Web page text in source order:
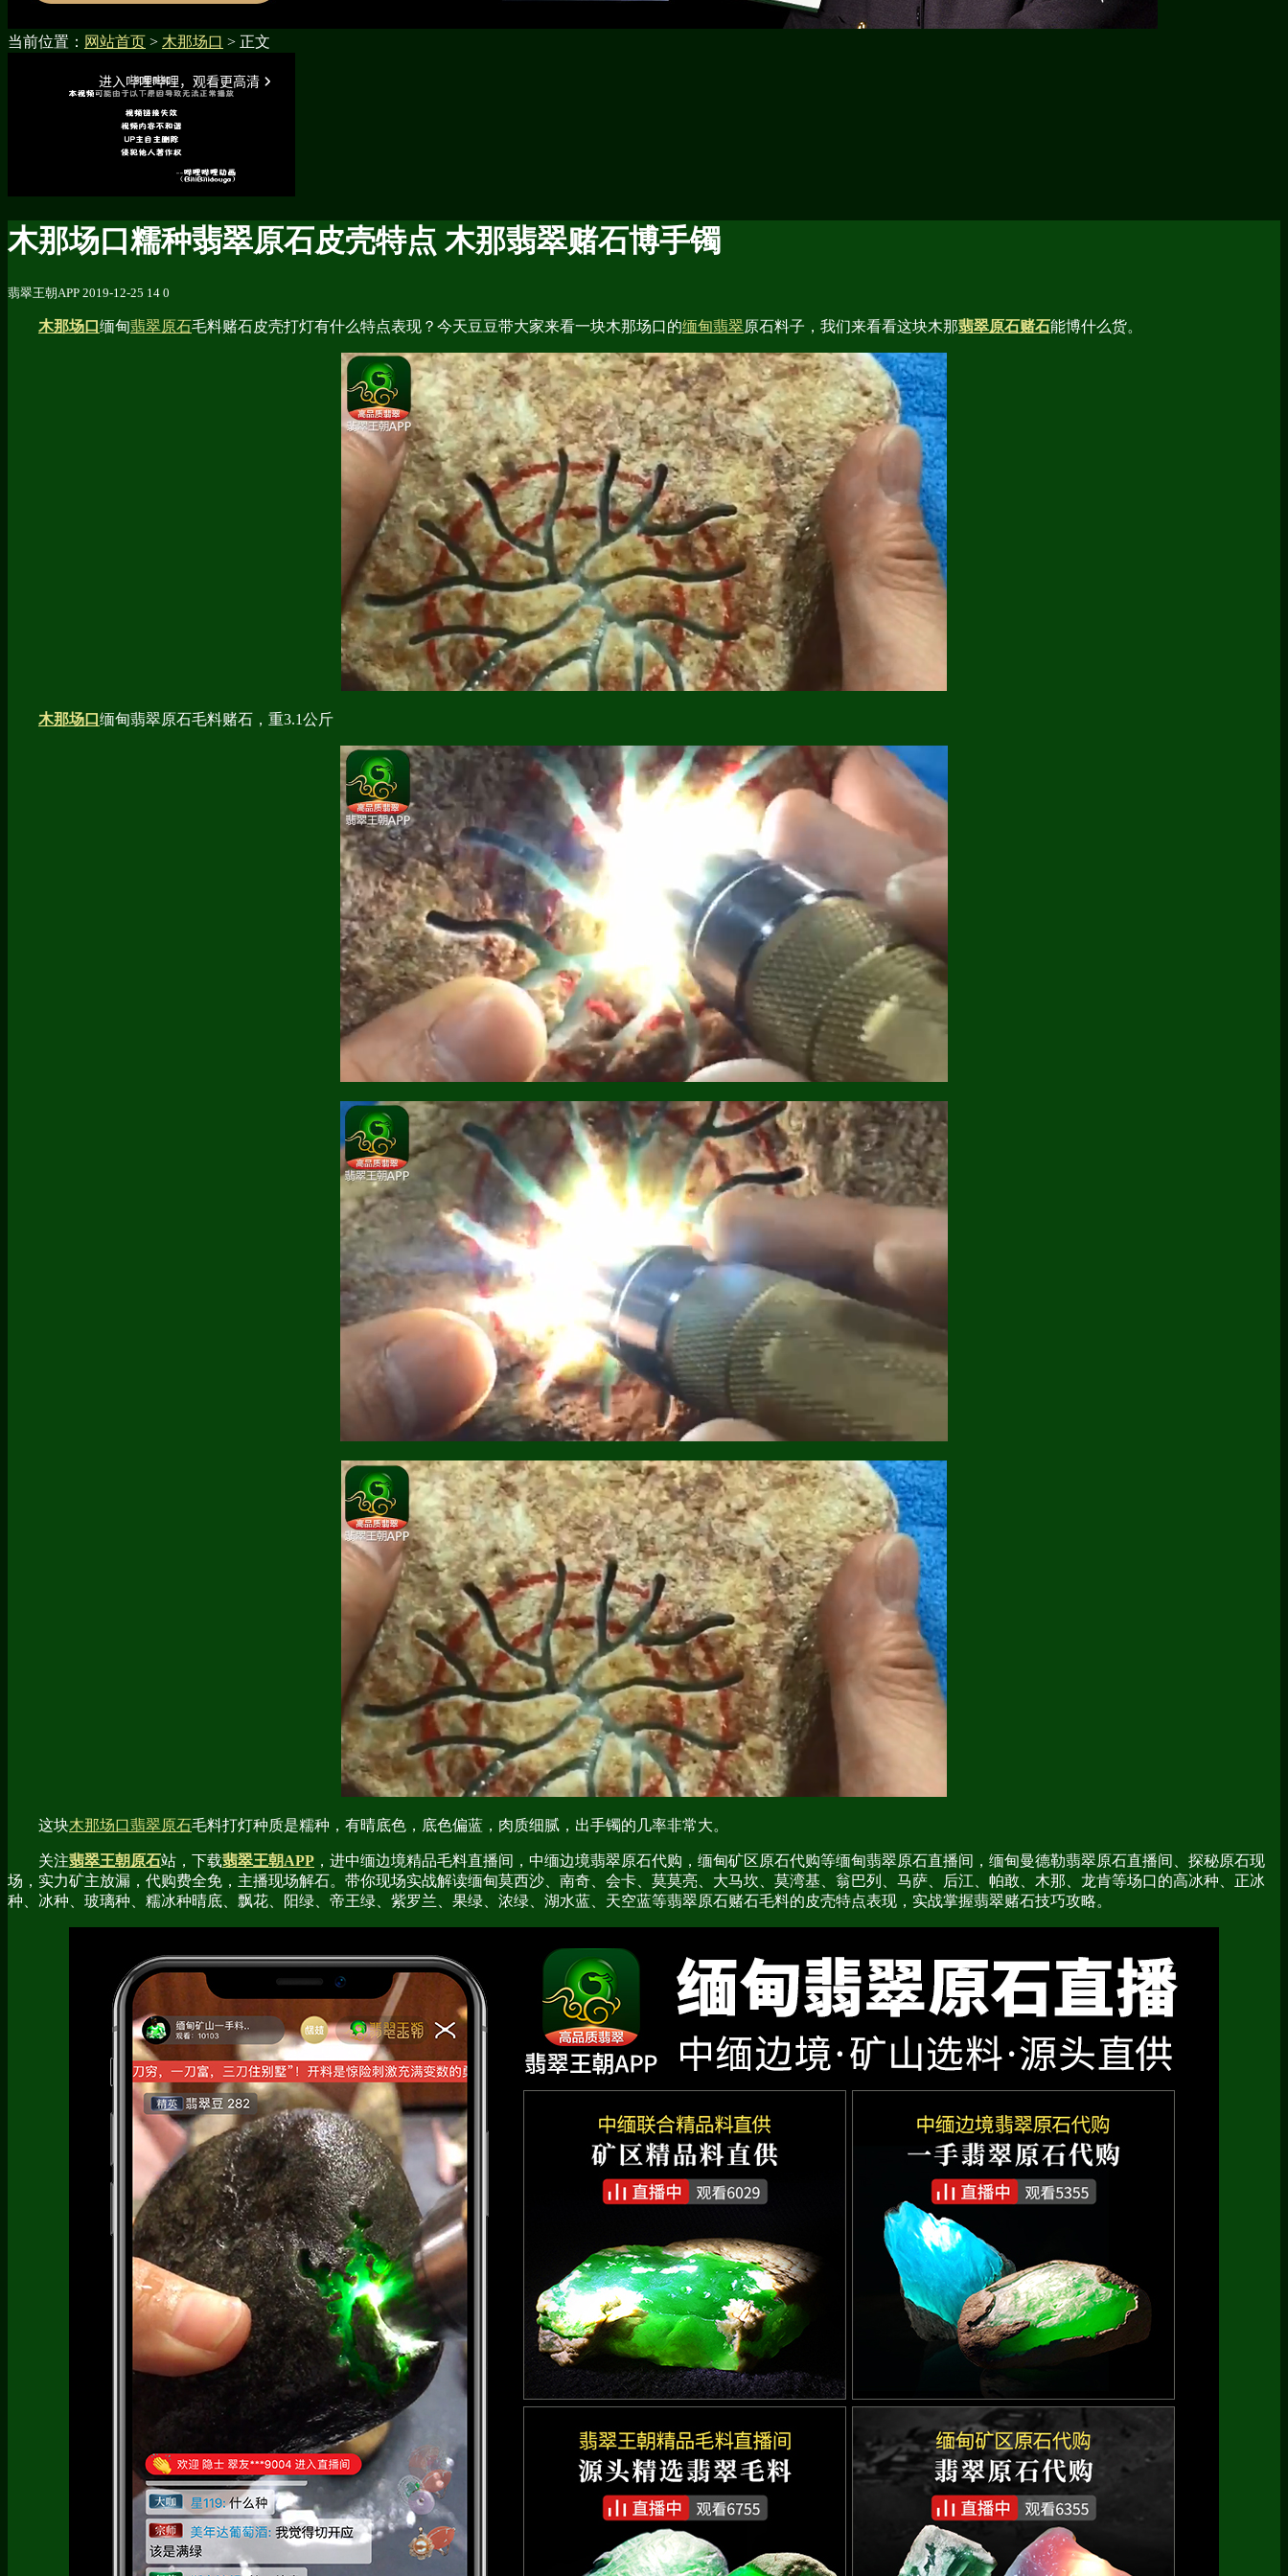
当前位置： 网站首页 > 木那场口 > 正文
木那场口糯种翡翠原石皮壳特点 木那翡翠赌石博手镯
翡翠王朝APP 2019-12-25 14 0
木那场口 缅甸翡翠原石毛料赌石皮壳打灯有什么特点表现？今天豆豆带大家来看一块木那场口的缅甸翡翠原石料子，我们来看看这块木那翡翠原石赌石能博什么货。
木那场口 缅甸翡翠原石毛料赌石，重3.1公斤
这块木那场口翡翠原石毛料打灯种质是糯种，有晴底色，底色偏蓝，肉质细腻，出手镯的几率非常大。
关注翡翠王朝原石站，下载翡翠王朝APP ，进中缅边境精品毛料直播间，中缅边境翡翠原石代购，缅甸矿区原石代购等缅甸翡翠原石直播间，缅甸曼德勒翡翠原石直播间、探秘原石现
场，实力矿主放漏，代购费全免，主播现场解石。带你现场实战解读缅甸莫西沙、南奇、会卡、莫莫亮、大马坎、莫湾基、翁巴列、马萨、后江、帕敢、木那、龙肯等场口的高冰种、正冰
种、冰种、玻璃种、糯冰种晴底、飘花、阳绿、帝王绿、紫罗兰、果绿、浓绿、湖水蓝、天空蓝等翡翠原石赌石毛料的皮壳特点表现，实战掌握翡翠赌石技巧攻略。